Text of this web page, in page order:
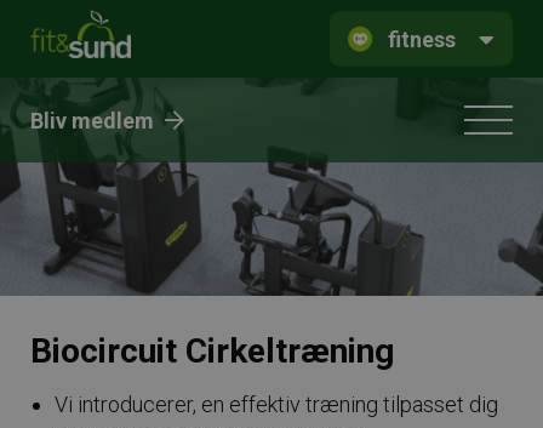
fitness
Bliv medlem
Biocircuit Cirkeltræning
Vi introducerer, en effektiv træning tilpasset dig